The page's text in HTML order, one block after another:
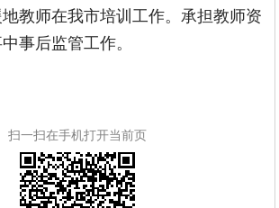
教师在我市培训工作。承担教师资
事后监管工作。
扫一扫在手机打开当前页